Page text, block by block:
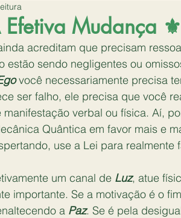
Casuá
Metafísica Chakra
Mudança ⚜️
acreditam que precisam
estão sendo negligentes ou
você necessariamente precisa
ser falho, ele precisa que você
manifestação verbal ou física. Aí,
Quântica em favor mais e
use a Lei para realmente
um canal de Luz, atue
importante. Se a motivação é o
a Paz. Se é pela